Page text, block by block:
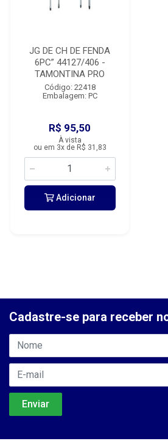
JG DE CH DE FENDA
6PC” 44127/406 -
TAMONTINA PRO
Código: 22418
Embalagem: PC
R$ 95,50
À vista
ou em 3x de R$ 31,83
Adicionar
Cadastre-se para receber